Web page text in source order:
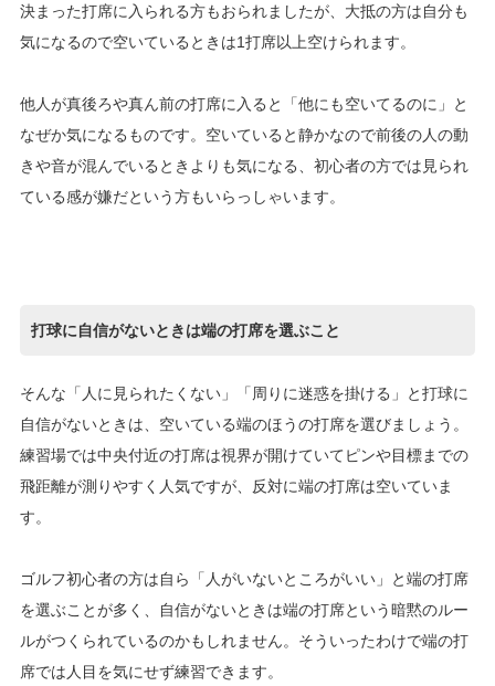
決まった打席に入られる方もおられましたが、大抵の方は自分も
気になるので空いているときは1打席以上空けられます。
他人が真後ろや真ん前の打席に入ると「他にも空いてるのに」と
なぜか気になるものです。空いていると静かなので前後の人の動
きや音が混んでいるときよりも気になる、初心者の方では見られ
ている感が嫌だという方もいらっしゃいます。
打球に自信がないときは端の打席を選ぶこと
そんな「人に見られたくない」「周りに迷惑を掛ける」と打球に
自信がないときは、空いている端のほうの打席を選びましょう。
練習場では中央付近の打席は視界が開けていてピンや目標までの
飛距離が測りやすく人気ですが、反対に端の打席は空いていま
す。
ゴルフ初心者の方は自ら「人がいないところがいい」と端の打席
を選ぶことが多く、自信がないときは端の打席という暗黙のルー
ルがつくられているのかもしれません。そういったわけで端の打
席では人目を気にせず練習できます。